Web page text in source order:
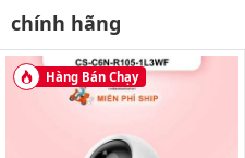
chính hãng
Hàng Bán Chạy